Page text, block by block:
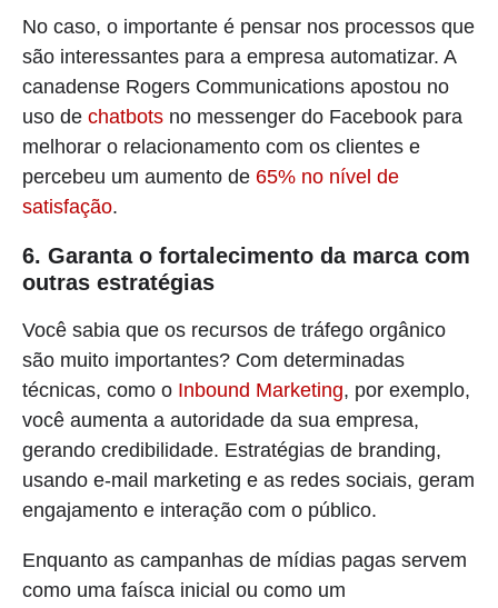
No caso, o importante é pensar nos processos que
são interessantes para a empresa automatizar. A
canadense Rogers Communications apostou no
uso de chatbots no messenger do Facebook para
melhorar o relacionamento com os clientes e
percebeu um aumento de 65% no nível de
satisfação.
6. Garanta o fortalecimento da marca com
outras estratégias
Você sabia que os recursos de tráfego orgânico
são muito importantes? Com determinadas
técnicas, como o Inbound Marketing, por exemplo,
você aumenta a autoridade da sua empresa,
gerando credibilidade. Estratégias de branding,
usando e-mail marketing e as redes sociais, geram
engajamento e interação com o público.
Enquanto as campanhas de mídias pagas servem
como uma faísca inicial ou como um